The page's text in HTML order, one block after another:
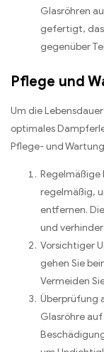
Glasröhren
gefertigt,
gegenüber
Pflege und
Um die
optimales
Pflege- und
Regelmäßige
regelmäßig,
entfernen.
und
Vorsichtiger
gehen Sie
Vermeiden
Überprüfung
Glasröhre auf